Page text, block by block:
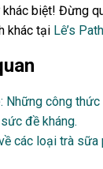
biệt! Đừng
khác tại Lê’s
Những công
đề kháng.
các loại trà sữa